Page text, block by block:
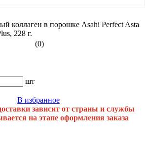
(0)
шт
В избранное
зависит от страны и службы
на этапе оформления заказа